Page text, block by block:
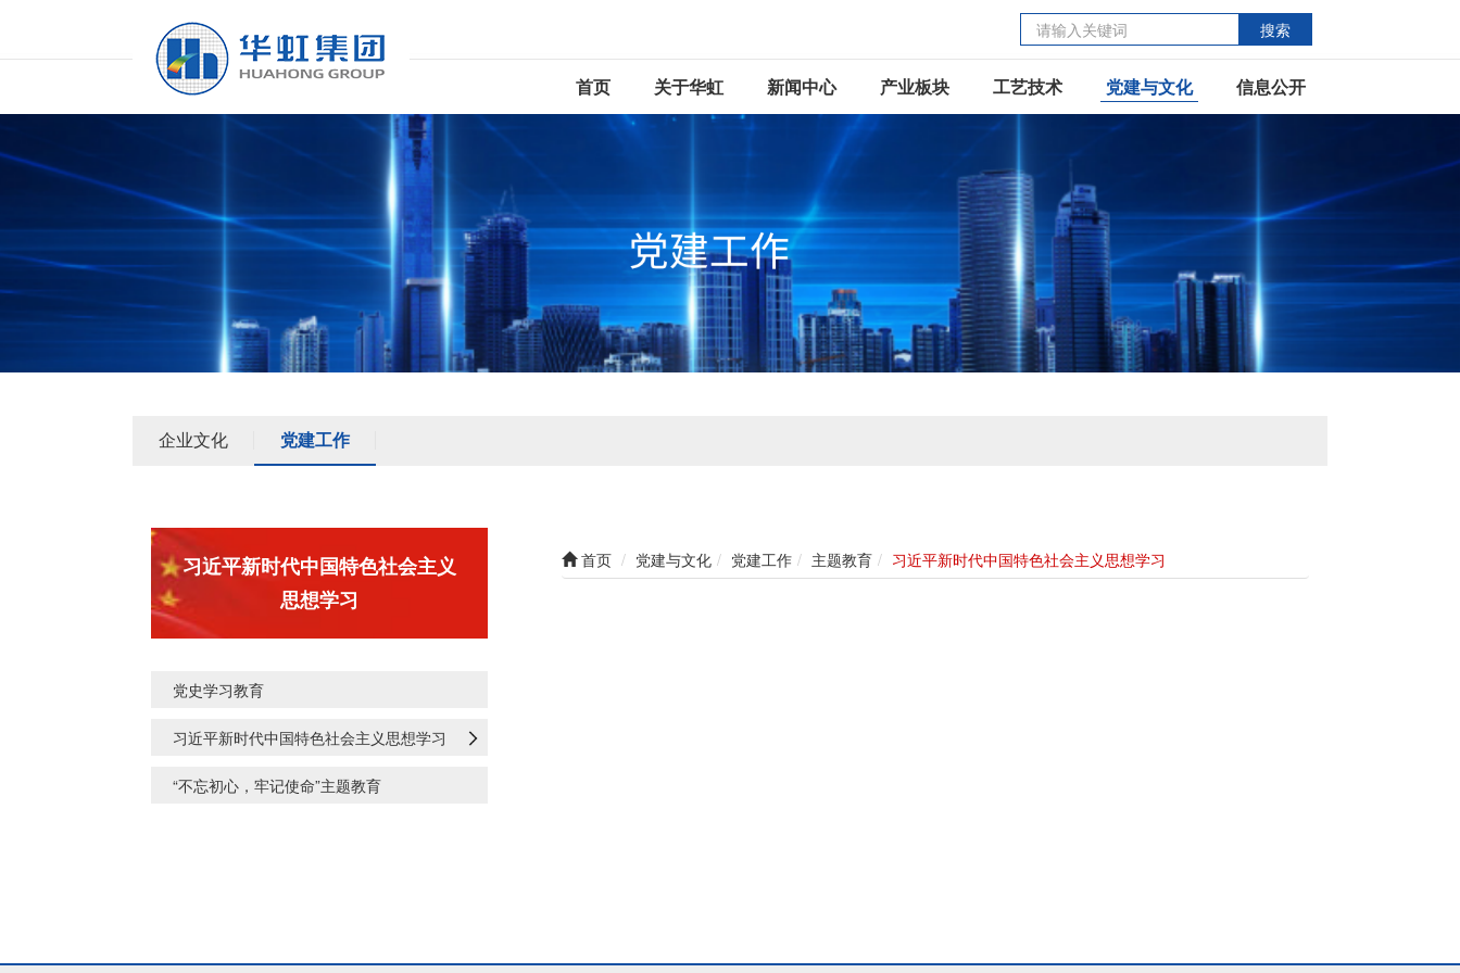
搜索
首页 关于华虹 新闻中心 产业板块 工艺技术 党建与文化 信息公开
企业文化 党建工作
习近平新时代中国特色社会主义
思想学习
党史学习教育
习近平新时代中国特色社会主义思想学习
“不忘初心，牢记使命”主题教育
首页 党建与文化 党建工作 主题教育 习近平新时代中国特色社会主义思想学习